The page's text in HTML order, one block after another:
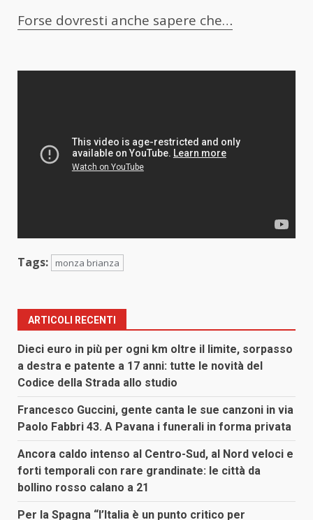
Forse dovresti anche sapere che…
Tags: monza brianza
ARTICOLI RECENTI
Dieci euro in più per ogni km oltre il limite, sorpasso
a destra e patente a 17 anni: tutte le novità del
Codice della Strada allo studio
Francesco Guccini, gente canta le sue canzoni in via
Paolo Fabbri 43. A Pavana i funerali in forma privata
Ancora caldo intenso al Centro-Sud, al Nord veloci e
forti temporali con rare grandinate: le città da
bollino rosso calano a 21
Per la Spagna “l’Italia è un punto critico per